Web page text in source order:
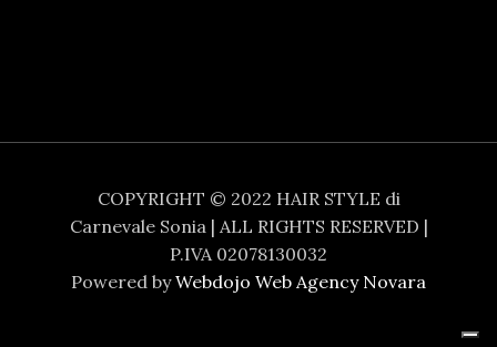
COPYRIGHT © 2022 HAIR STYLE di
Carnevale Sonia | ALL RIGHTS RESERVED |
P.IVA 02078130032
Powered byWebdojo Web Agency Novara